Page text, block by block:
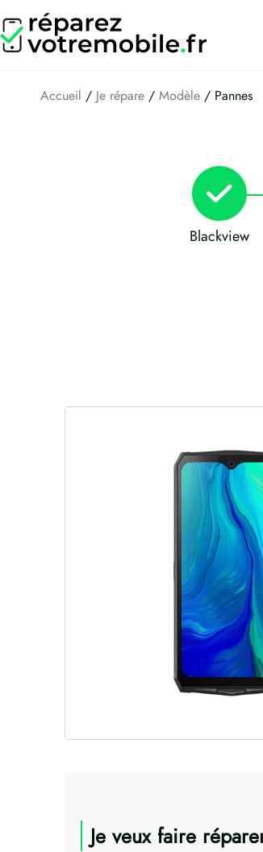
au
contenu
Accueil / Je répare / Modèle / Pannes
Blackview
Je veux faire